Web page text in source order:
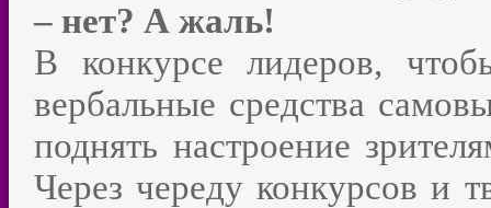
– нет? А жаль!
В конкурсе лидеров,
вербальные средства
поднять настроение
Через череду конкурсов и